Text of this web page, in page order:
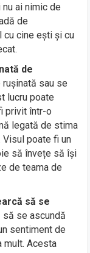
ai nimic de
de
cu cine ești și cu
de
sau se
lucru poate
privit într-o
legată de stima
Visul poate fi un
să învețe să își
de teama de
să se
să se ascundă
sentiment de
mult. Acesta